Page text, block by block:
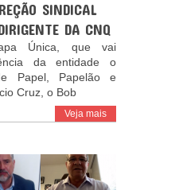
SINDICAL
DA CNQ
Única, que vai
da entidade o
Papel, Papelão e
Cruz, o Bob
Veja mais